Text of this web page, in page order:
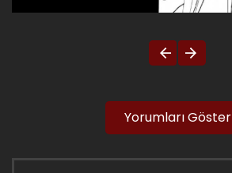
Yorumları Göster